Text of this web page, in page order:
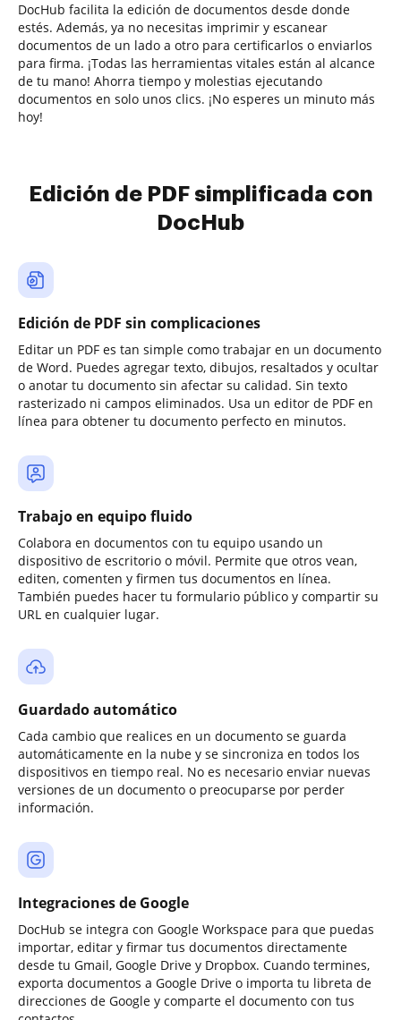
DocHub facilita la edición de documentos desde donde
estés. Además, ya no necesitas imprimir y escanear
documentos de un lado a otro para certificarlos o enviarlos
para firma. ¡Todas las herramientas vitales están al alcance
de tu mano! Ahorra tiempo y molestias ejecutando
documentos en solo unos clics. ¡No esperes un minuto más
hoy!
Edición de PDF simplificada con
DocHub
Edición de PDF sin complicaciones
Editar un PDF es tan simple como trabajar en un documento
de Word. Puedes agregar texto, dibujos, resaltados y ocultar
o anotar tu documento sin afectar su calidad. Sin texto
rasterizado ni campos eliminados. Usa un editor de PDF en
línea para obtener tu documento perfecto en minutos.
Trabajo en equipo fluido
Colabora en documentos con tu equipo usando un
dispositivo de escritorio o móvil. Permite que otros vean,
editen, comenten y firmen tus documentos en línea.
También puedes hacer tu formulario público y compartir su
URL en cualquier lugar.
Guardado automático
Cada cambio que realices en un documento se guarda
automáticamente en la nube y se sincroniza en todos los
dispositivos en tiempo real. No es necesario enviar nuevas
versiones de un documento o preocuparse por perder
información.
Integraciones de Google
DocHub se integra con Google Workspace para que puedas
importar, editar y firmar tus documentos directamente
desde tu Gmail, Google Drive y Dropbox. Cuando termines,
exporta documentos a Google Drive o importa tu libreta de
direcciones de Google y comparte el documento con tus